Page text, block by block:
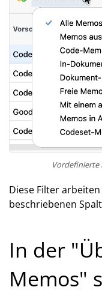
Vordefinierte
Diese Filter
beschriebenen
In der
Memos"